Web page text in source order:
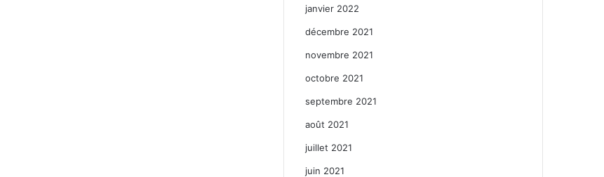
janvier 2022
décembre 2021
novembre 2021
octobre 2021
septembre 2021
août 2021
juillet 2021
juin 2021